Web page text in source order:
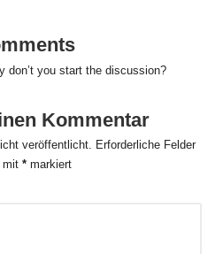
don’t you start the discussion?
Kommentar
veröffentlicht. Erforderliche Felder
mit * markiert